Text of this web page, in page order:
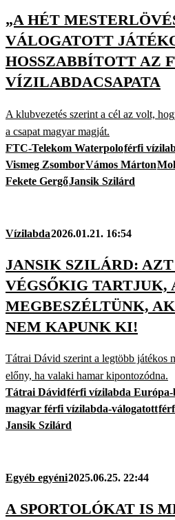
„A HÉT
VÁLOGATOTT
HOSSZABBÍTOTT AZ
VÍZILABDACSAPATA
A klubvezetés szerint a cél az volt,
a csapat magyar magját.
FTC-Telekom Waterpoloférfi
Vismeg ZsomborVámos Márton
Fekete GergőJansik Szilárd
Vízilabda2026.01.21. 16:54
JANSIK SZILÁRD:
VÉGSŐKIG TARTJUK,
MEGBESZÉLTÜNK,
NEM KAPUNK KI!
Tátrai Dávid szerint a legtöbb játékos
előny, ha valaki hamar kipontozódna.
Tátrai Dávidférfi vízilabda Európa-
magyar férfi vízilabda-válogatott
Jansik Szilárd
Egyéb egyéni2025.06.25. 22:44
A SPORTOLÓKAT IS